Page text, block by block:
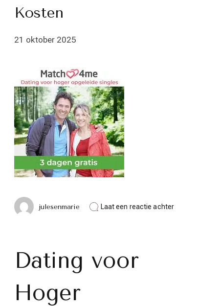
Kosten
21 oktober 2025
julesenmarie Laat een reactie achterop
Dating voor
Hoger